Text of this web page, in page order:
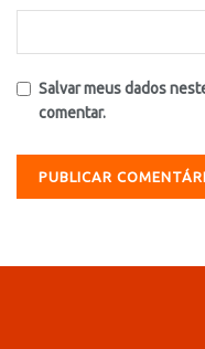
Salvar meus dados
comentar.